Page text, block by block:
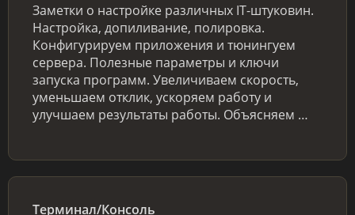
Заметки о настройке различных IT-штуковин.
Настройка, допиливание, полировка.
Конфигурируем приложения и тюнингуем
сервера. Полезные параметры и ключи
запуска программ. Увеличиваем скорость,
уменьшаем отклик, ускоряем работу и
улучшаем результаты работы. Объясняем …
Терминал/Консоль